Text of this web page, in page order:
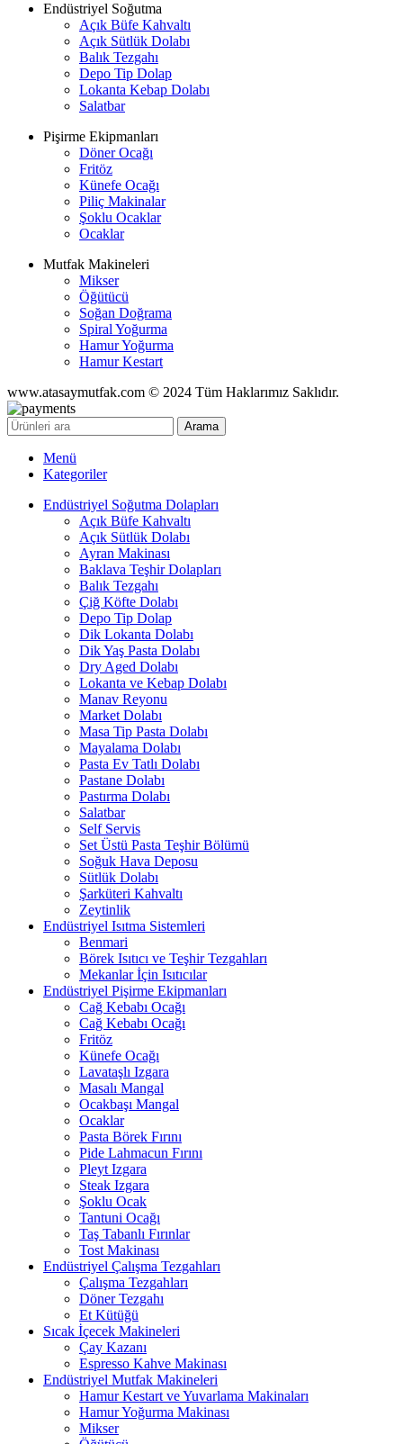
Endüstriyel Soğutma
Açık Büfe Kahvaltı
Açık Sütlük Dolabı
Balık Tezgahı
Depo Tip Dolap
Lokanta Kebap Dolabı
Salatbar
Pişirme Ekipmanları
Döner Ocağı
Fritöz
Künefe Ocağı
Piliç Makinalar
Şoklu Ocaklar
Ocaklar
Mutfak Makineleri
Mikser
Öğütücü
Soğan Doğrama
Spiral Yoğurma
Hamur Yoğurma
Hamur Kestart
www.atasaymutfak.com © 2024 Tüm Haklarımız Saklıdır.
Arama
Menü
Kategoriler
Endüstriyel Soğutma Dolapları
Açık Büfe Kahvaltı
Açık Sütlük Dolabı
Ayran Makinası
Baklava Teşhir Dolapları
Balık Tezgahı
Çiğ Köfte Dolabı
Depo Tip Dolap
Dik Lokanta Dolabı
Dik Yaş Pasta Dolabı
Dry Aged Dolabı
Lokanta ve Kebap Dolabı
Manav Reyonu
Market Dolabı
Masa Tip Pasta Dolabı
Mayalama Dolabı
Pasta Ev Tatlı Dolabı
Pastane Dolabı
Pastırma Dolabı
Salatbar
Self Servis
Set Üstü Pasta Teşhir Bölümü
Soğuk Hava Deposu
Sütlük Dolabı
Şarküteri Kahvaltı
Zeytinlik
Endüstriyel Isıtma Sistemleri
Benmari
Börek Isıtıcı ve Teşhir Tezgahları
Mekanlar İçin Isıtıcılar
Endüstriyel Pişirme Ekipmanları
Cağ Kebabı Ocağı
Cağ Kebabı Ocağı
Fritöz
Künefe Ocağı
Lavataşlı Izgara
Masalı Mangal
Ocakbaşı Mangal
Ocaklar
Pasta Börek Fırını
Pide Lahmacun Fırını
Pleyt Izgara
Steak Izgara
Şoklu Ocak
Tantuni Ocağı
Taş Tabanlı Fırınlar
Tost Makinası
Endüstriyel Çalışma Tezgahları
Çalışma Tezgahları
Döner Tezgahı
Et Kütüğü
Sıcak İçecek Makineleri
Çay Kazanı
Espresso Kahve Makinası
Endüstriyel Mutfak Makineleri
Hamur Kestart ve Yuvarlama Makinaları
Hamur Yoğurma Makinası
Mikser